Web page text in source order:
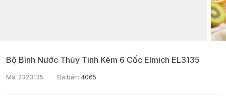
Bộ Bình Nước Thủy Tinh Kèm 6 Cốc Elmich EL3135
Mã: 2323135 Đã bán: 4065